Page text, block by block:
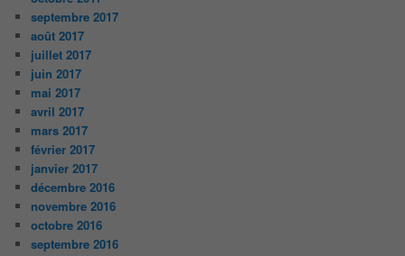
septembre 2017
août 2017
juillet 2017
juin 2017
mai 2017
avril 2017
mars 2017
février 2017
janvier 2017
décembre 2016
novembre 2016
octobre 2016
septembre 2016